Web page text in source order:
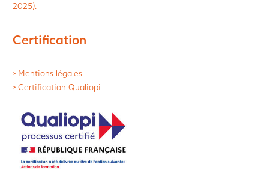
2025).
Certification
> Mentions légales
> Certification Qualiopi